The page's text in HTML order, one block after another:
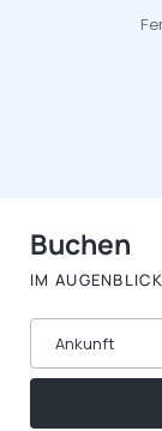
Buchen
IM AUGENBLICK
Ankunft